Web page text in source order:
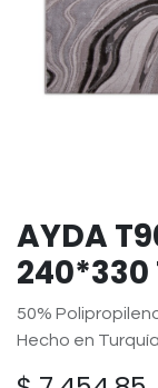
AYDA
240*330
50%
Hecho en